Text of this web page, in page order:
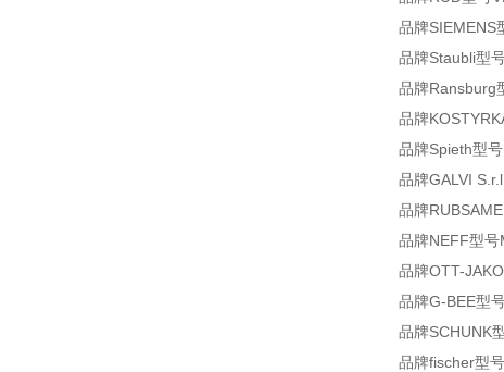
品牌SIEMENS
品牌Staubli型
品牌Ransburg
品牌
品牌Spieth型
品牌GALVI
品牌
品牌NEFF型
品牌OTT-
品牌G-BEE型
品牌SCHUNK
品牌fischer型